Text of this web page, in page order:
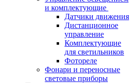
и комплектующие
Датчики движения
Дистанционное
управление
Комплектующие
для светильников
Фотореле
Фонари и переносные
световые приборы